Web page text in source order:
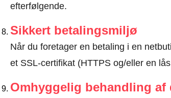
efterfølgende.
Sikkert betalingsmiljø
Når du foretager en betaling i en
et SSL-certifikat (HTTPS og/eller en
Omhyggelig behandling af